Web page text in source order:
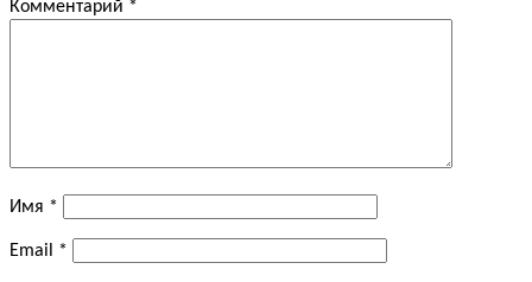
Комментарий *
Имя *
Email *